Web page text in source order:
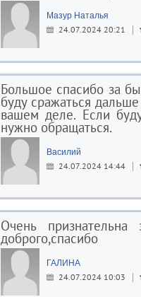
Мазур Наталья
24.07.2024 20:21
Большое спасибо за
буду сражаться
вашем деле. Если
нужно обращаться.
Василий
24.07.2024 14:44
Очень признательна
доброго,спасибо
ГАЛИНА
24.07.2024 10:03